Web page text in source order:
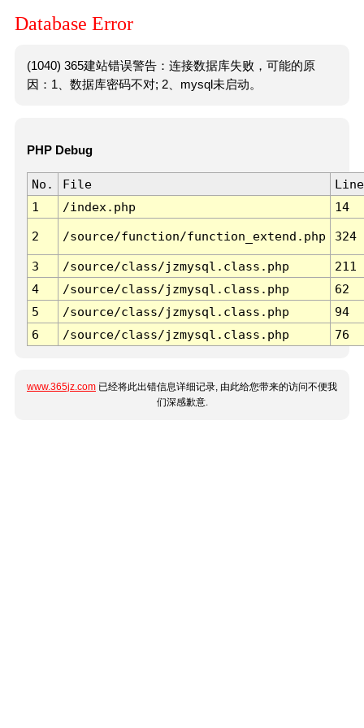
Database Error
(1040) 365建站错误警告：连接数据库失败，可能的原
因：1、数据库密码不对; 2、mysql未启动。
PHP Debug
No. File
Line
1
/index.php 14
2 /source/function/function_extend.php 324
3 /source/class/jzmysql.class.php
211
4
/source/class/jzmysql.class.php
62
5
/source/class/jzmysql.class.php
94
6
/source/class/jzmysql.class.php 76
www.365jz.com 已经将此出错信息详细记录, 由此给您带来的访问不便我
们深感歉意.